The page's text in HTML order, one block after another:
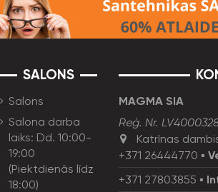
SALONS
Salons
Salona darba
laiks: Dd. 10:00-
19:00
(Piektdienās līdz
18:00)
MAGMA SIA
Reģ. Nr.
Katrīnas
+371 26444770 ▪
+371 27803855 ▪